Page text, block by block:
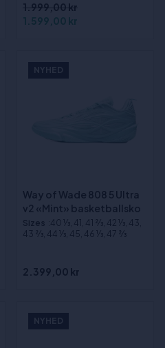
1.999,00 kr
1.599,00 kr
NYHED
Way of Wade 808 5 Ultra
v2 «Mint» basketballsko
Sizes :40 1⁄3, 41, 41 2⁄3, 42 1⁄3, 43,
43 2⁄3, 44 1⁄3, 45, 46 1⁄3, 47 2⁄3
2.399,00 kr
NYHED